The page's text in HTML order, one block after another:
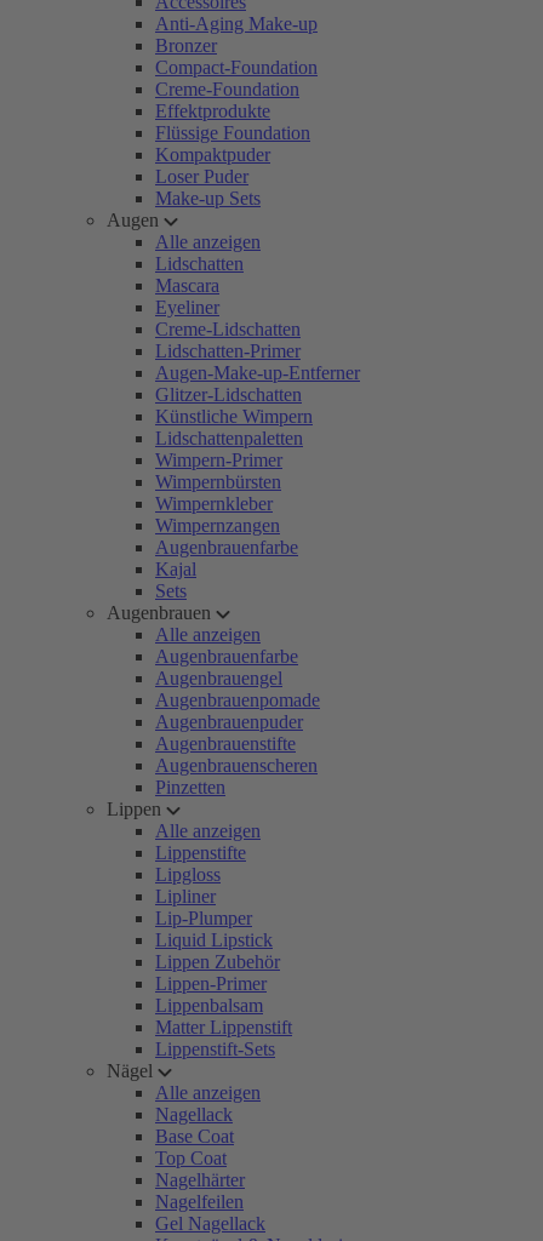
Anti-Aging Make-up
Bronzer
Compact-Foundation
Creme-Foundation
Effektprodukte
Flüssige Foundation
Kompaktpuder
Loser Puder
Make-up Sets
Augen
Alle anzeigen
Lidschatten
Mascara
Eyeliner
Creme-Lidschatten
Lidschatten-Primer
Augen-Make-up-Entferner
Glitzer-Lidschatten
Künstliche Wimpern
Lidschattenpaletten
Wimpern-Primer
Wimpernbürsten
Wimpernkleber
Wimpernzangen
Augenbrauenfarbe
Kajal
Sets
Augenbrauen
Alle anzeigen
Augenbrauenfarbe
Augenbrauengel
Augenbrauenpomade
Augenbrauenpuder
Augenbrauenstifte
Augenbrauenscheren
Pinzetten
Lippen
Alle anzeigen
Lippenstifte
Lipgloss
Lipliner
Lip-Plumper
Liquid Lipstick
Lippen Zubehör
Lippen-Primer
Lippenbalsam
Matter Lippenstift
Lippenstift-Sets
Nägel
Alle anzeigen
Nagellack
Base Coat
Top Coat
Nagelhärter
Nagelfeilen
Gel Nagellack